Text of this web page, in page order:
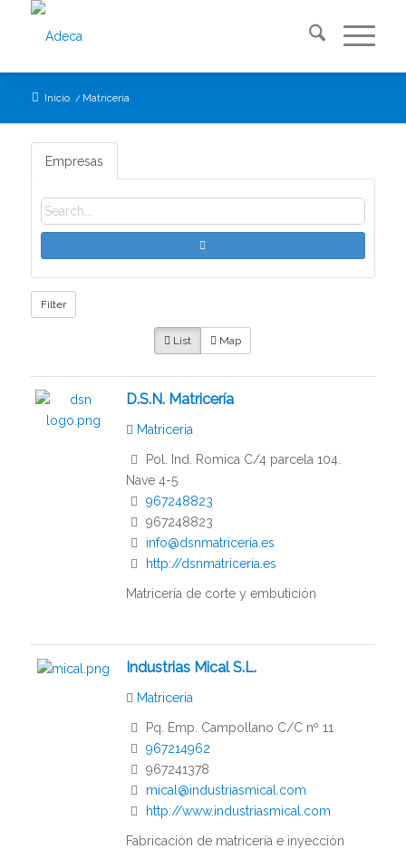
Inicio / Matriceria
Empresas
Filter
List Map
D.S.N. Matricería
Matriceria
Pol. Ind. Romica C/4 parcela 104.
Nave 4-5
967248823
967248823
info@dsnmatriceria.es
http://dsnmatriceria.es
Matricería de corte y embutición
Industrias Mical S.L.
Matriceria
Pq. Emp. Campollano C/C nº 11
967214962
967241378
mical@industriasmical.com
http://www.industriasmical.com
Fabricación de matricería e inyección